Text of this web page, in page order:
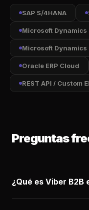
SAP S/4HANA
Microsoft Dynamics
Microsoft Dynamics
Oracle ERP Cloud
REST API / Custom
Preguntas
¿Qué es Viber B2B